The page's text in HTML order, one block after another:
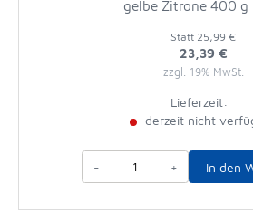
gelbe Zitrone 400 g
Statt 25,99 €
23,39 €
zzgl. 19% MwSt.
Lieferzeit:
derzeit nicht
- + In den